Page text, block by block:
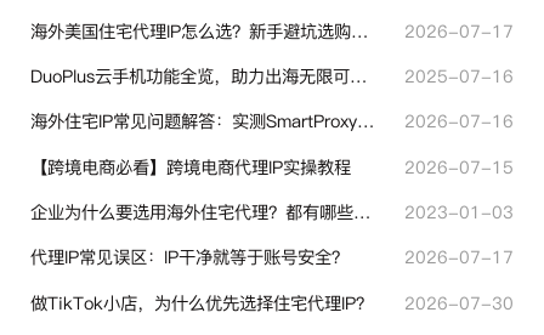
海外美国住宅代理IP怎么选？新手避坑选购指南
2026-07-17
DuoPlus云手机功能全览，助力出海无限可能！
2025-07-16
海外住宅IP常见问题解答：实测SmartProxy使用经验分享
2026-07-16
【跨境电商必看】跨境电商代理IP实操教程
2026-07-15
企业为什么要选用海外住宅代理？都有哪些帮助？
2023-01-03
代理IP常见误区：IP干净就等于账号安全？
2026-07-17
做TikTok小店，为什么优先选择住宅代理IP？
2026-07-30